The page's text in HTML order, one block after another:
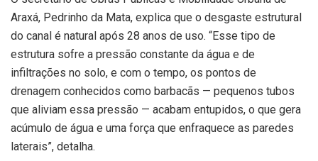
Araxá, Pedrinho da Mata, explica que o desgaste estrutural
do canal é natural após 28 anos de uso. “Esse tipo de
estrutura sofre a pressão constante da água e de
infiltrações no solo, e com o tempo, os pontos de
drenagem conhecidos como barbacãs — pequenos tubos
que aliviam essa pressão — acabam entupidos, o que gera
acúmulo de água e uma força que enfraquece as paredes
laterais”, detalha.